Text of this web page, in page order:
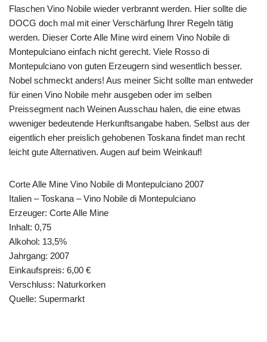
Flaschen Vino Nobile wieder verbrannt werden. Hier sollte die
DOCG doch mal mit einer Verschärfung Ihrer Regeln tätig
werden. Dieser Corte Alle Mine wird einem Vino Nobile di
Montepulciano einfach nicht gerecht. Viele Rosso di
Montepulciano von guten Erzeugern sind wesentlich besser.
Nobel schmeckt anders! Aus meiner Sicht sollte man entweder
für einen Vino Nobile mehr ausgeben oder im selben
Preissegment nach Weinen Ausschau halen, die eine etwas
wweniger bedeutende Herkunftsangabe haben. Selbst aus der
eigentlich eher preislich gehobenen Toskana findet man recht
leicht gute Alternativen. Augen auf beim Weinkauf!
Corte Alle Mine Vino Nobile di Montepulciano 2007
Italien – Toskana – Vino Nobile di Montepulciano
Erzeuger: Corte Alle Mine
Inhalt: 0,75
Alkohol: 13,5%
Jahrgang: 2007
Einkaufspreis: 6,00 €
Verschluss: Naturkorken
Quelle: Supermarkt